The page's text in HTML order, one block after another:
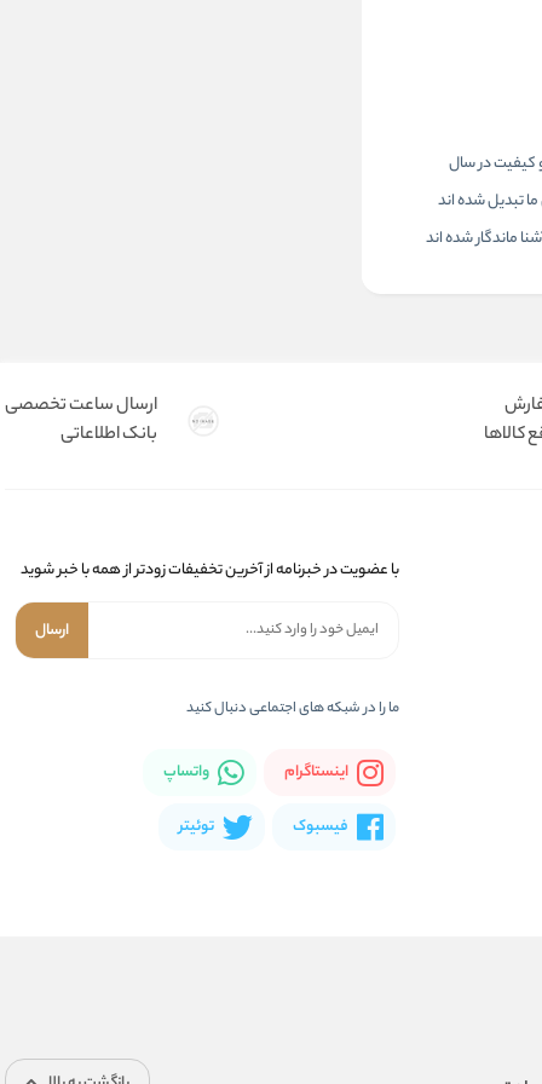
و کیفیت در سال
تبدیل شده اند
ماندگار شده اند
کالاها
ارسال ساعت تخصصی
بانک اطلاعاتی
با عضویت در خبرنامه از آخرین تخفیفات زودتر از همه با خبر شوید
ارسال
ما را در شبکه های اجتماعی دنبال کنید
اینستاگرام واتساپ
فیسبوک توئیتر